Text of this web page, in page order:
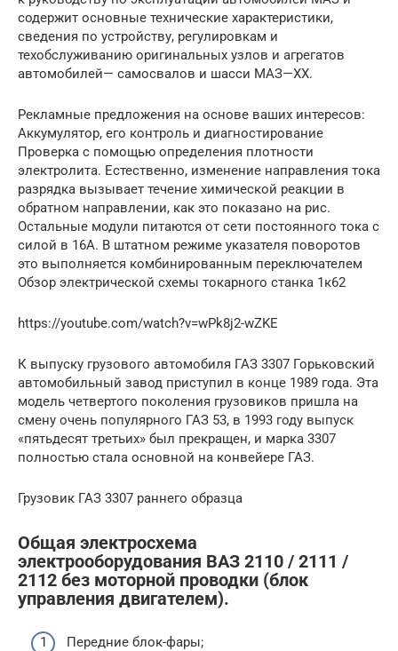
содержит основные технические характеристики,
сведения по устройству, регулировкам и
техобслуживанию оригинальных узлов и агрегатов
автомобилей— самосвалов и шасси МАЗ—ХХ.
Рекламные предложения на основе ваших интересов:
Аккумулятор, его контроль и диагностирование
Проверка с помощью определения плотности
электролита. Естественно, изменение направления тока
разрядка вызывает течение химической реакции в
обратном направлении, как это показано на рис.
Остальные модули питаются от сети постоянного тока с
силой в 16А. В штатном режиме указателя поворотов
это выполняется комбинированным переключателем
Обзор электрической схемы токарного станка 1к62
https://youtube.com/watch?v=wPk8j2-wZKE
К выпуску грузового автомобиля ГАЗ 3307 Горьковский
автомобильный завод приступил в конце 1989 года. Эта
модель четвертого поколения грузовиков пришла на
смену очень популярного ГАЗ 53, в 1993 году выпуск
«пятьдесят третьих» был прекращен, и марка 3307
полностью стала основной на конвейере ГАЗ.
Грузовик ГАЗ 3307 раннего образца
Общая электросхема
электрооборудования ВАЗ 2110 / 2111 /
2112 без моторной проводки (блок
управления двигателем).
Передние блок-фары;